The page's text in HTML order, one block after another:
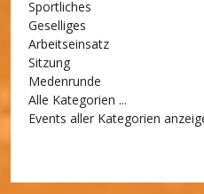
Sportliches
Geselliges
Arbeitseinsatz
Sitzung
Medenrunde
Alle Kategorien ...
Events aller Kategorien